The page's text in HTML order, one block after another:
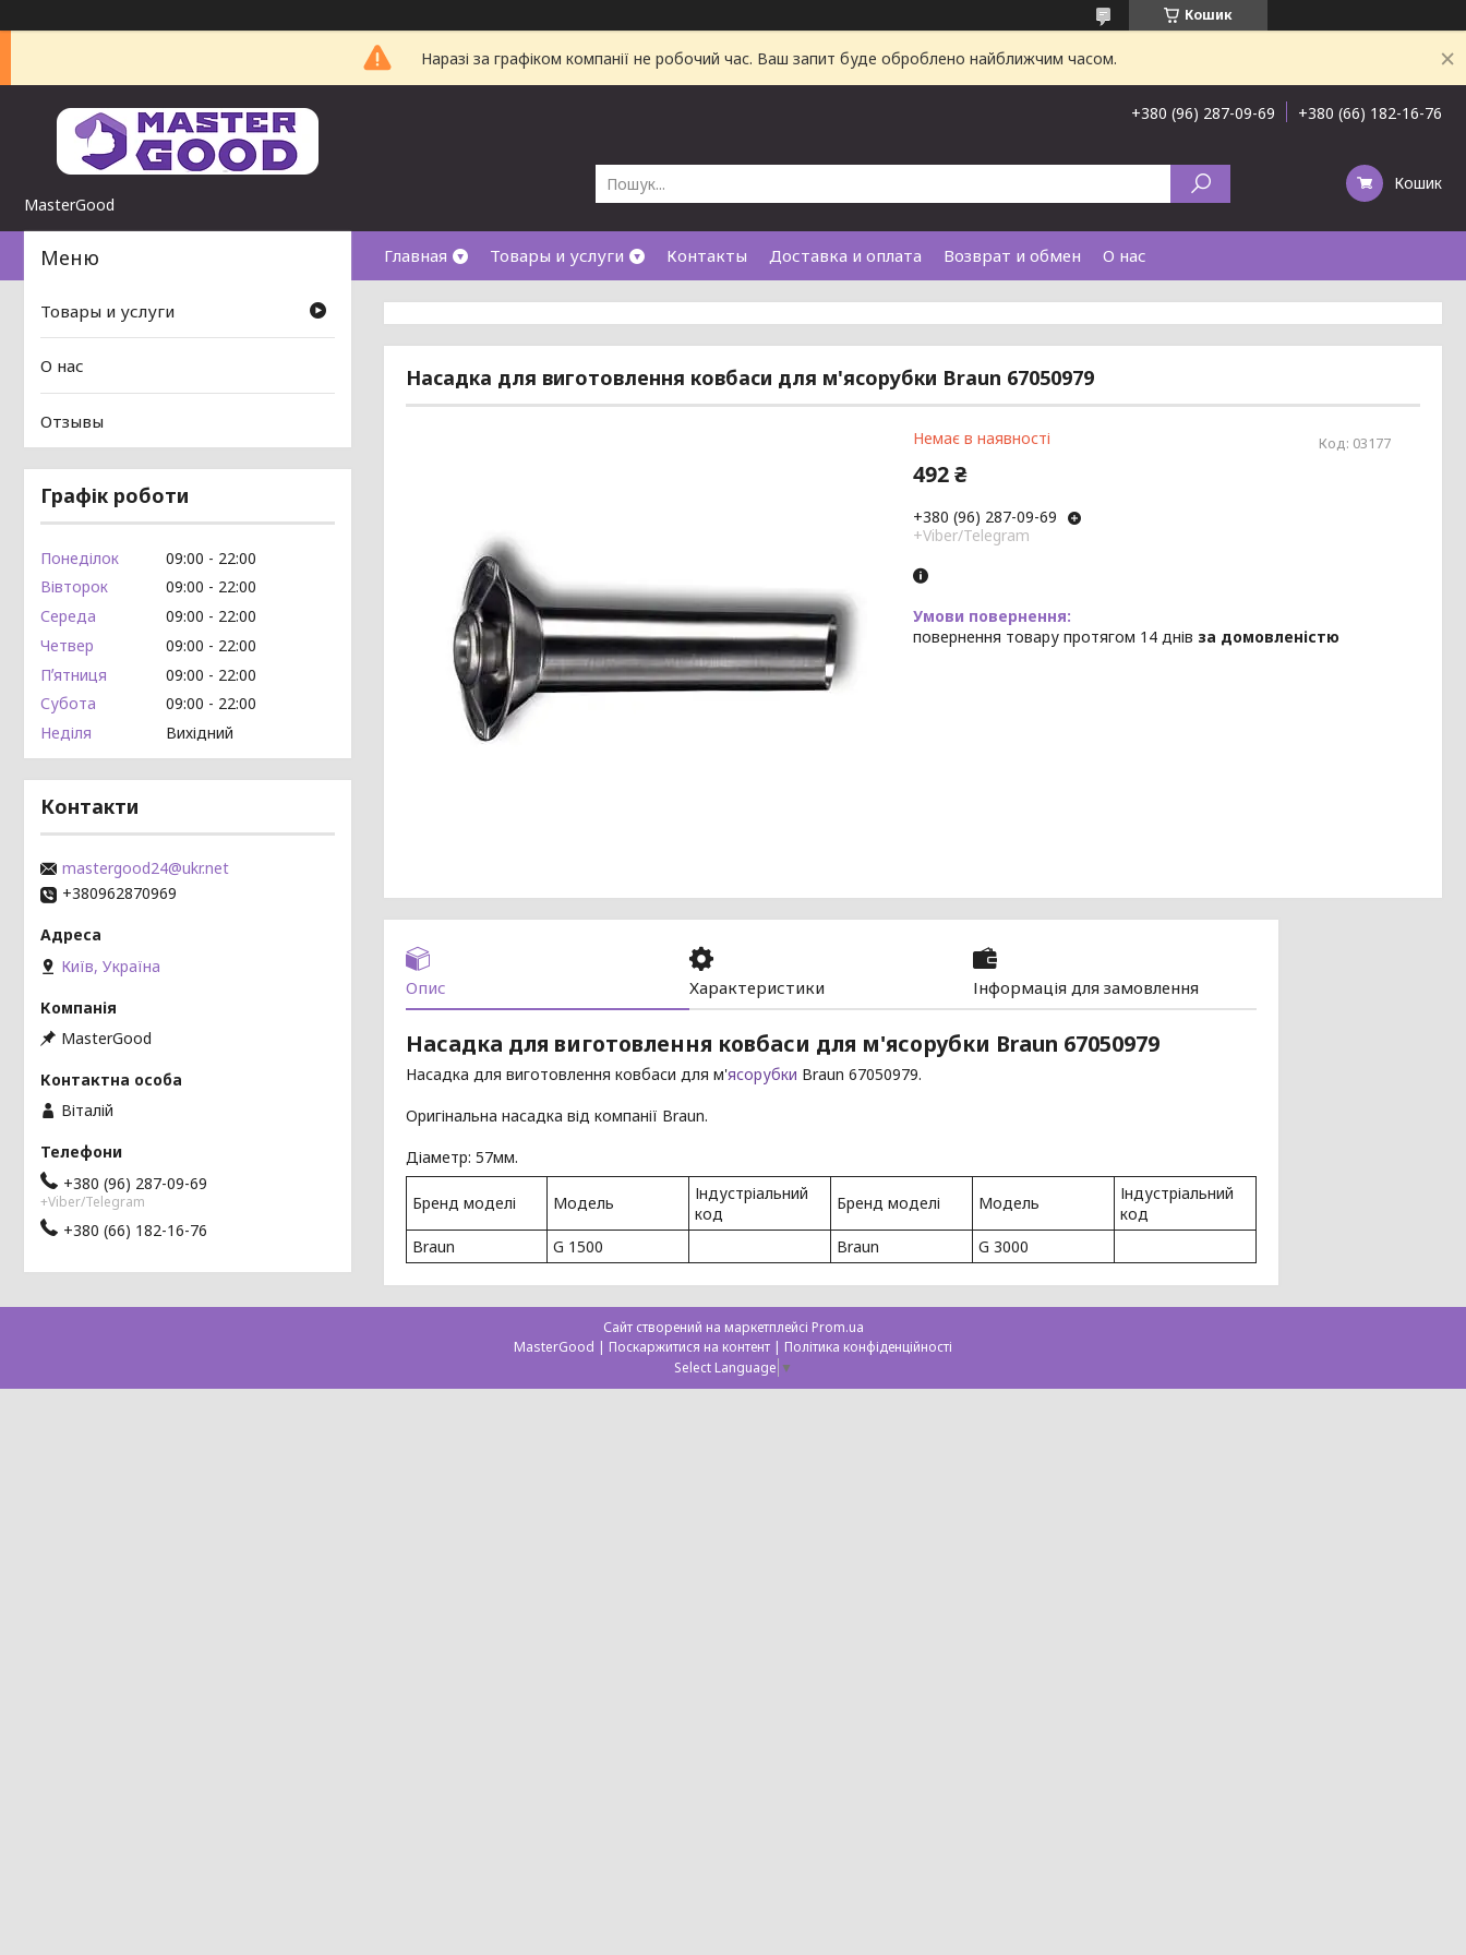
Кошик
Наразі за графіком компанії не робочий час. Ваш запит буде оброблено найближчим часом.
MasterGood
+380 (96) 287-09-69 +380 (66) 182-16-76
Кошик
Главная Товары и услуги Контакты Доставка и оплата Возврат и обмен О нас
Насадка для виготовлення ковбаси для м'ясорубки Braun 67050979
Немає в наявності Код: 03177
492 ₴
+380 (96) 287-09-69
+Viber/Telegram
повернення товару протягом 14 днів за домовленістю
Опис Характеристики Інформація для замовлення
Насадка для виготовлення ковбаси для м'ясорубки Braun 67050979
Насадка для виготовлення ковбаси для м'ясорубки Braun 67050979.
Оригінальна насадка від компанії Braun.
Діаметр: 57мм.
Бренд моделі Модель
Індустріальний
код
Бренд моделі Модель
Індустріальний
код
Braun
G 1500 Braun G 3000
Товары и услуги
О нас
Отзывы
Графік роботи
Понеділок 09:00
22:00
Вівторок
09:00
22:00
Середа
09:00
22:00
Четвер
09:00
22:00
Пʼятниця
09:00
22:00
Субота
09:00
22:00
Неділя
Вихідний
Контакти
mastergood24@ukr.net
+380962870969
Київ, Україна
MasterGood
Віталій
+380 (96) 287-09-69
+Viber/Telegram
+380 (66) 182-16-76
Сайт створений на маркетплейсі Prom.ua
MasterGood | Поскаржитися на контент | Політика конфіденційності
Select Language ▼